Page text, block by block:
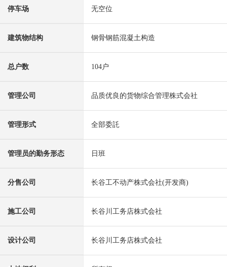
停车场 无空位
建筑物结构 钢骨钢筋混凝土构造
总户数 104户
管理公司 品质优良的货物综合管理株式会社
管理形式 全部委託
管理员的勤务形态 日班
分售公司 长谷工不动产株式会社(开发商)
施工公司 长谷川工务店株式会社
设计公司 长谷川工务店株式会社